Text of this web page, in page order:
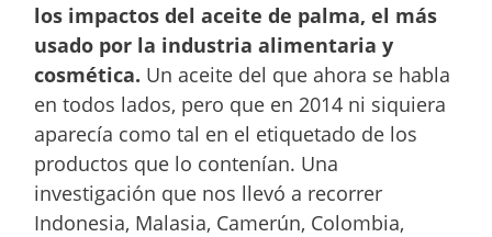
los impactos del aceite de palma, el más
usado por la industria alimentaria y
cosmética. Un aceite del que ahora se habla
en todos lados, pero que en 2014 ni siquiera
aparecía como tal en el etiquetado de los
productos que lo contenían. Una
investigación que nos llevó a recorrer
Indonesia, Malasia, Camerún, Colombia,